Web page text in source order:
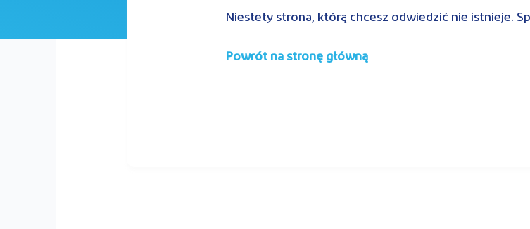
Niestety strona, którą chcesz odwiedzić nie istnieje.
Powrót na stronę główną